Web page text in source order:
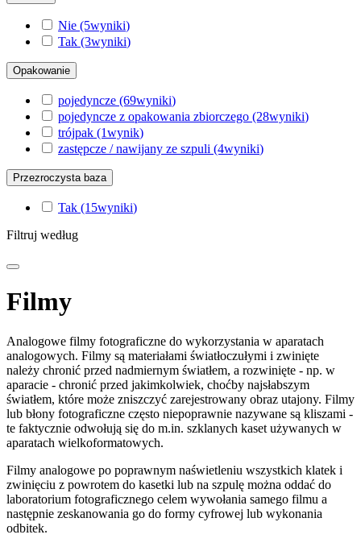
Nie (5wyniki)
Tak (3wyniki)
Opakowanie
pojedyncze (69wyniki)
pojedyncze z opakowania zbiorczego (28wyniki)
trójpak (1wynik)
zastępcze / nawijany ze szpuli (4wyniki)
Przezroczysta baza
Tak (15wyniki)
Filtruj według
Filmy
Analogowe filmy fotograficzne do wykorzystania w aparatach
analogowych. Filmy są materiałami światłoczułymi i zwinięte
należy chronić przed nadmiernym światłem, a rozwinięte - np. w
aparacie - chronić przed jakimkolwiek, choćby najsłabszym
światłem, które może zniszczyć zarejestrowany obraz utajony. Filmy
lub błony fotograficzne często niepoprawnie nazywane są kliszami -
te faktycznie odwołują się do m.in. szklanych kaset używanych w
aparatach wielkoformatowych.
Filmy analogowe po poprawnym naświetleniu wszystkich klatek i
zwinięciu z powrotem do kasetki lub na szpulę można oddać do
laboratorium fotograficznego celem wywołania samego filmu a
następnie zeskanowania go do formy cyfrowej lub wykonania
odbitek.